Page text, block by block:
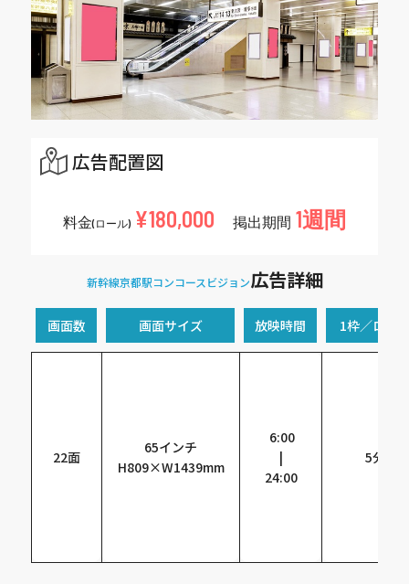
広告配置図
料金(ロール) ¥180,000 掲出期間 1週間
新幹線京都駅コンコースビジョン広告詳細
画面数 画面サイズ 放映時間 1枠／ロー
22面
65インチ
H809×W1439mm
6:00
|
24:00
5分